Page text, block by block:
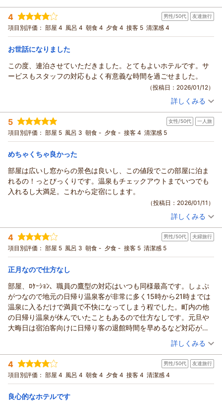
この度は誠にありがとうございました。 ホテル緑清荘
（返信日：2026/03/08）
投稿者： とりさんさん(男性/60代)
宿泊プラン： 朝食付プラン ≪駐車場無料≫ 朝のみ
宿泊価格帯： 8,001～9,000円(大人一人あたり/税込)
ホテル緑清荘からの返信
この度は当ホテルのご利用、また口コミにご投稿頂きまして誠
にありがとうございます。
ご滞在中はゆったりとお寛ぎ頂けたようで何よりでございま
ご指摘いただいた点は今後の課題として、お客様にご満足いた
だけるよう改善に努めて参ります。
道東にお越しの際にはご予約の方お待ちしています。
またお会いできる日をスタッフ一同心よりお待ち申し上げてお
4 男性/50代 友達旅行
項目別評価： 部屋 4 風呂 4 朝食 4 夕食 4 接客 5 清潔感 4
お世話になりました
この度、連泊させていただきました。とてもよいホテルです。サ
ービスもスタッフの対応もよく有意義な時間を過ごせました。
（投稿日：2026/01/12）
投稿者： pf4547さん(男性/50代)
宿泊プラン： 年末年始プラン(夕食・朝食付) ≪駐車場無料≫
シングル
朝・夕
宿泊価格帯： 11,001～12,000円(大人一人あたり/税込)
この度は、当ホテルにご宿泊頂き誠にありがとうございまし
た。又、口コミにもご投稿頂き重ねて御礼申し上げます。ご滞
在中はご満足頂けた内容でありがたく思います。これからもお
この度はありがとうございました。
（返信日：2026/01/13）
詳しくみる
5 女性/50代 一人旅
項目別評価： 部屋 5 風呂 3 朝食 - 夕食 - 接客 4 清潔感 5
めちゃくちゃ良かった
部屋は広いし窓からの景色は良いし、この値段でこの部屋に泊ま
れるの！っとびっくりです。温泉もチェックアウトまでいつでも
入れるし大満足。これから定宿にします。
（投稿日：2026/01/11）
投稿者： ちょこさん(女性/50代)
宿泊プラン： 素泊プラン ≪駐車場無料≫ 食事なし
宿泊価格帯： 7,001～8,000円(大人一人あたり/税込)
ホテル緑清荘からの返信
このたびは当ホテルにご宿泊頂き誠にありがとうございまし
た。
又口コミにも投稿頂き重ねてお礼申し上げます。
ご滞在中はご満足頂けた内容でありがたく存じます。
ご宿泊のお客様の温泉大浴場ご利用は翌朝の8：00迄ご利用頂
けます。
夜から翌朝の8：00迄に関しては宿泊のお客様のみのご利用と
なっております。
これからもお客様にご満足頂ける様努力してまいります。
次回のご宿泊をお待ちしています。この度は誠にありがとうご
ざいました。
詳しくみる
4 男性/50代 夫婦旅行
項目別評価： 部屋 5 風呂 3 朝食 - 夕食 - 接客 5 清潔感 5
正月なので仕方なし
部屋、ﾛｹｰｼｮﾝ、職員の鷹型の対応はいつも同様最高です。しょぷ
がつなので地元の日帰り温泉客が非常に多く15時から21時までは
温泉に入るだけで満員で不快になってしまう程でした。町内の他
の日帰り温泉が休んでいたこともあるので仕方なしです。元旦や
大晦日は宿泊客向けに日帰り客の退館時間を早めるなど対応があ
（投稿日：2026/01/04）
宿泊時期： 2026年01月宿泊 (夫婦旅行)
投稿者： ニャンニャンさん
宿泊プラン： 素泊プラン ≪駐車場無料≫ ツイン 食事なし
宿泊価格帯： 7,001～8,000円(大人一人あたり/税込)
詳しくみる
4 男性/50代 友達旅行
項目別評価： 部屋 4 風呂 4 朝食 4 夕食 4 接客 4 清潔感 4
良心的なホテルです